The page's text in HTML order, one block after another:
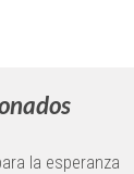
la esperanza